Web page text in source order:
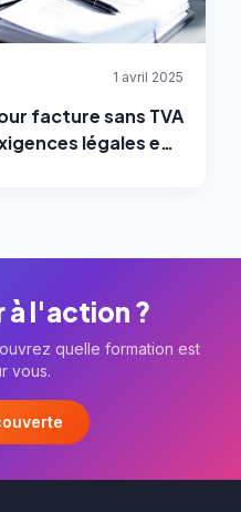
1 avril 2025
facture sans TVA
légales en
à l'action ?
quelle formation est
vous.